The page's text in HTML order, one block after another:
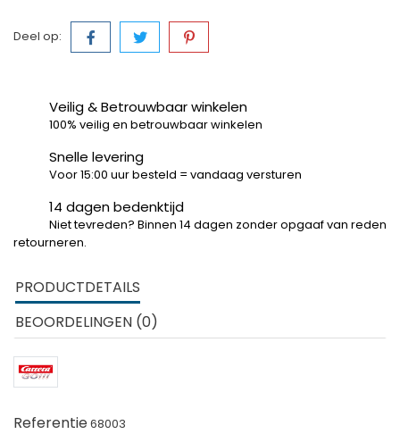
Deel op:
Veilig & Betrouwbaar winkelen
100% veilig en betrouwbaar winkelen
Snelle levering
Voor 15:00 uur besteld = vandaag versturen
14 dagen bedenktijd
Niet tevreden? Binnen 14 dagen zonder opgaaf van reden
retourneren.
PRODUCTDETAILS
BEOORDELINGEN (0)
Referentie68003